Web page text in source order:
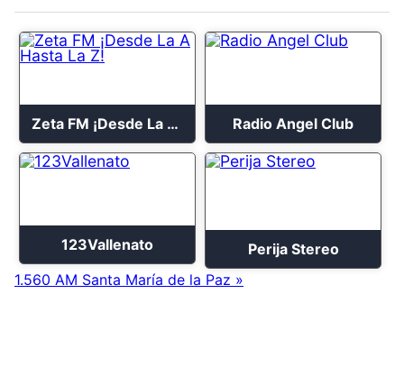
Zeta FM ¡Desde La A Hasta La Z! Radio Angel Club
123Vallenato
Perija Stereo
1.560 AM Santa María de la Paz »